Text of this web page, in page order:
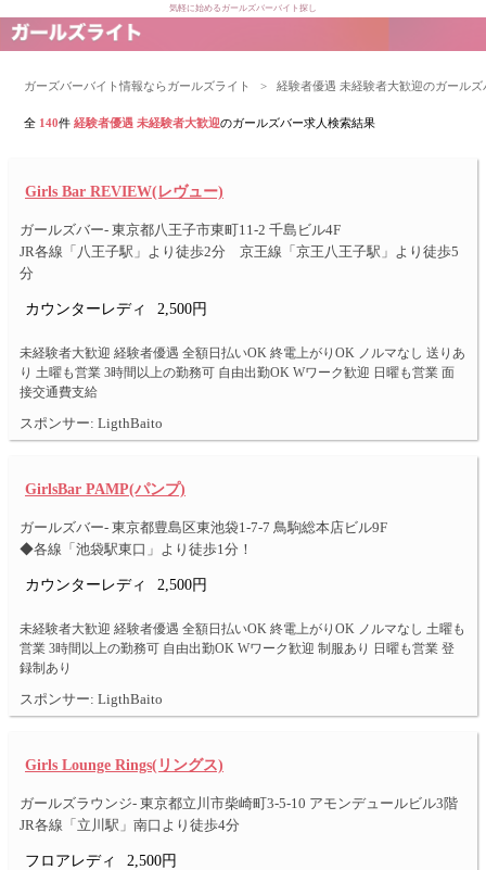
気軽に始めるガールズバーバイト探し
ガーズバーバイト情報ならガールズライト > 経験者優遇 未経験者大歓迎のガール
全 140件経験者優遇 未経験者大歓迎のガールズバー求人検索結果
Girls Bar REVIEW(レヴュー)
ガールズバー- 東京都八王子市東町11-2 千島ビル4F
JR各線「八王子駅」より徒歩2分 京王線「京王八王子駅」より徒歩5
分
カウンターレディ 2,500円
未経験者大歓迎 経験者優遇 全額日払いOK 終電上がりOK ノルマなし 送りあ
り 土曜も営業 3時間以上の勤務可 自由出勤OK Wワーク歓迎 日曜も営業 面
接交通費支給
スポンサー: LigthBaito
GirlsBar PAMP(パンプ)
ガールズバー- 東京都豊島区東池袋1-7-7 鳥駒総本店ビル9F
◆各線「池袋駅東口」より徒歩1分！
カウンターレディ 2,500円
未経験者大歓迎 経験者優遇 全額日払いOK 終電上がりOK ノルマなし 土曜も
営業 3時間以上の勤務可 自由出勤OK Wワーク歓迎 制服あり 日曜も営業 登
録制あり
スポンサー: LigthBaito
Girls Lounge Rings(リングス)
ガールズラウンジ- 東京都立川市柴崎町3-5-10 アモンデュールビル3階
JR各線「立川駅」南口より徒歩4分
フロアレディ 2,500円